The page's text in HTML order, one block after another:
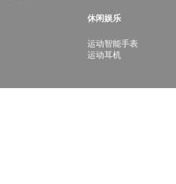
休闲娱乐
运动智能手表
运动耳机